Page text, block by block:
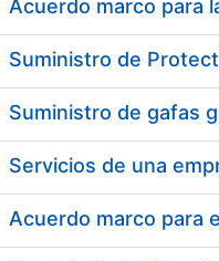
Acuerdo marco para
Acuerdo marco para